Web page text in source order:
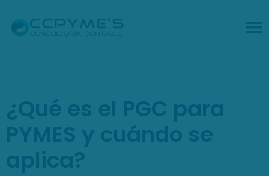
¿Qué es el PGC para
PYMES y cuándo se
aplica?